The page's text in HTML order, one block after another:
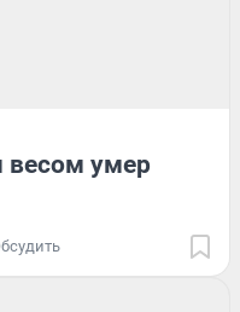
весом умер